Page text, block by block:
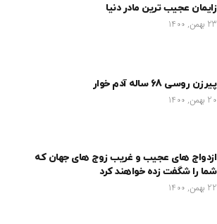
زایمان عجیب ترین مادر دنیا
23 بهمن, 1400
پیرزن روسی 68 ساله آدم خوار
20 بهمن, 1400
ازدواج های عجیب و غریب زوج های جهان که
شما را شگفت زده خواهند کرد
22 بهمن, 1400